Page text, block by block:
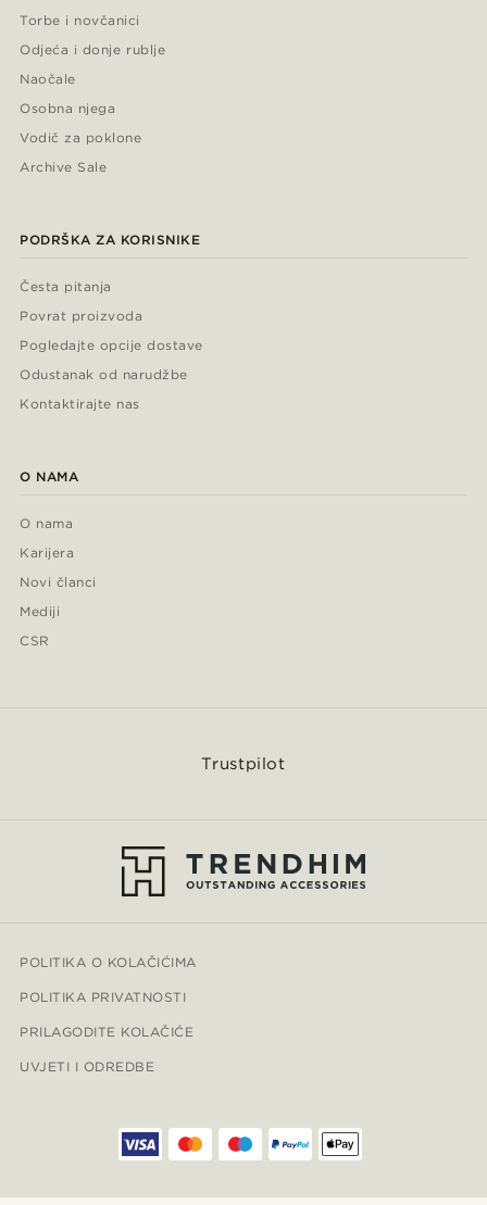
Torbe i novčanici
Odjeća i donje rublje
Naočale
Osobna njega
Vodič za poklone
Archive Sale
PODRŠKA ZA KORISNIKE
Česta pitanja
Povrat proizvoda
Pogledajte opcije dostave
Odustanak od narudžbe
Kontaktirajte nas
O NAMA
O nama
Karijera
Novi članci
Mediji
CSR
Trustpilot
POLITIKA O KOLAČIĆIMA
POLITIKA PRIVATNOSTI
PRILAGODITE KOLAČIĆE
UVJETI I ODREDBE